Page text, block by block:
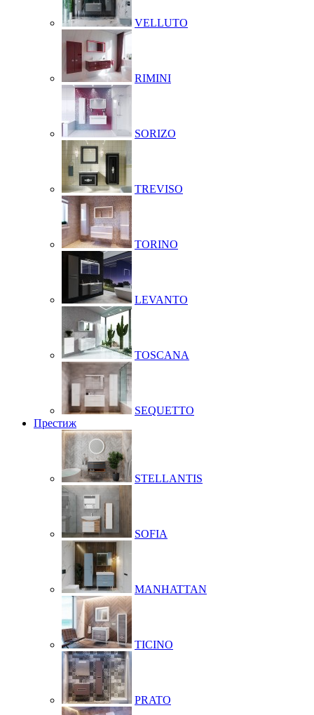
VELLUTO
RIMINI
SORIZO
TREVISO
TORINO
LEVANTO
TOSCANA
SEQUETTO
Престиж
STELLANTIS
SOFIA
MANHATTAN
TICINO
PRATO